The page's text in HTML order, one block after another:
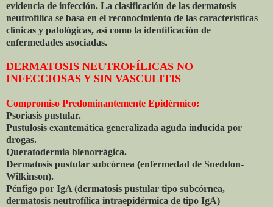
evidencia de infección. La clasificación de las dermatosis
neutrofílica se basa en el reconocimiento de las características
clínicas y patológicas, así como la identificación de
enfermedades asociadas.
DERMATOSIS NEUTROFÍLICAS NO
INFECCIOSAS Y SIN VASCULITIS
Compromiso Predominantemente Epidérmico:
Psoriasis pustular.
Pustulosis exantemática generalizada aguda inducida por
drogas.
Queratodermia blenorrágica.
Dermatosis pustular subcórnea (enfermedad de Sneddon-
Wilkinson).
Pénfigo por IgA (dermatosis pustular tipo subcórnea,
dermatosis neutrofílica intraepidérmica de tipo IgA)